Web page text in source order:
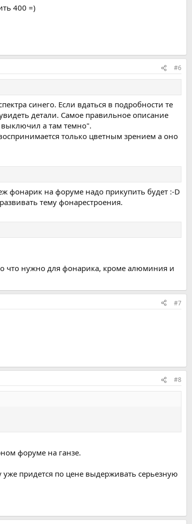
400 =)
#6
синего. Если вдаться в подробности те
детали. Самое правильное описание
выключил а там темно".
только цветным зрением а оно
фонарик на форуме надо прикупить будет :-D
тему фонарестроения.
что нужно для фонарика, кроме алюминия и
#7
#8
форуме на ганзе.
придется по цене выдерживать серьезную